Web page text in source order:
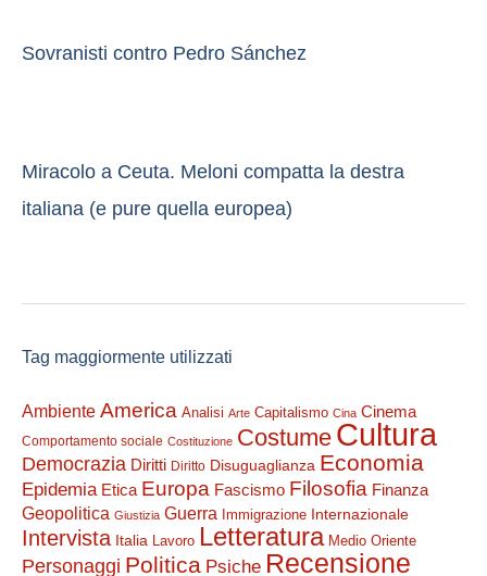
Sovranisti contro Pedro Sánchez
Miracolo a Ceuta. Meloni compatta la destra
italiana (e pure quella europea)
Tag maggiormente utilizzati
Ambiente America Analisi Arte Capitalismo Cina Cinema
Comportamento sociale Costituzione Costume Cultura
Democrazia Diritti Diritto Disuguaglianza Economia
Epidemia Etica Europa Fascismo Filosofia Finanza
Geopolitica Giustizia Guerra Immigrazione Internazionale
Intervista Italia Lavoro Letteratura Medio Oriente
Personaggi Politica Psiche Recensione